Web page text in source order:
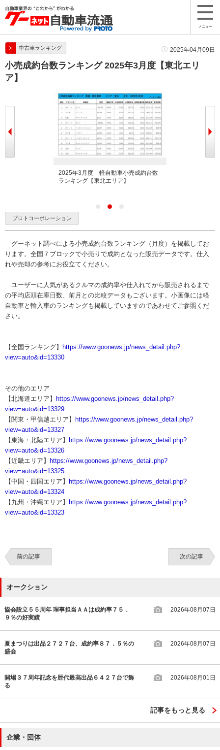
メニュー
中古車ランキング 2025年04月09日
小売成約台数ランキング 2025年3月度【東北エリ
ア】
2025年3月度 軽自動車小売成約台数
ランキング【東北エリア】
プロトコーポレーション
グーネット調べによる小売成約台数ランキング（月度）を掲載してお
ります。全国７ブロックで小売りで成約となった販売データです。仕入
れや売却の参考にお役立てください。
ユーザーに人気があるクルマの成約率や仕入れてから販売されるまで
の平均店頭在庫日数、前月との比較データもございます。小画像には軽
自動車と輸入車のランキングも掲載していますのであわせてご参照くだ
さい。
【全国ランキング】
https://www.goonews.jp/news_detail.php?
view=auto&id=13330
その他のエリア
【北海道エリア】
https://www.goonews.jp/news_detail.php?
view=auto&id=13329
【関東・甲信越エリア】
https://www.goonews.jp/news_detail.php?
view=auto&id=13327
【東海・北陸エリア】
https://www.goonews.jp/news_detail.php?
view=auto&id=13326
【近畿エリア】
https://www.goonews.jp/news_detail.php?
view=auto&id=13325
【中国・四国エリア】
https://www.goonews.jp/news_detail.php?
view=auto&id=13324
【九州・沖縄エリア】
https://www.goonews.jp/news_detail.php?
view=auto&id=13323
前の記事 次の記事
オークション
協会設立５５周年 理事担当ＡＡは成約率７５．
９％の好実績
2026年08月07日
夏まつりは出品２７２７台、成約率８７．５％の
盛会
2026年08月07日
開場３７周年記念を歴代最高出品６４２７台で飾
る
2026年08月01日
記事をもっと見る
企業・団体